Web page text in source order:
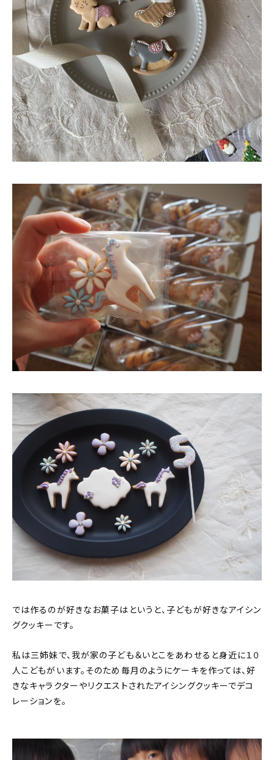
では作るのが好きなお菓子はというと、子どもが好きなアイシン
グクッキーです。
私は三姉妹で、我が家の子ども＆いとこをあわせると身近に１０
人こどもがいます。そのため毎月のようにケーキを作っては、好
きなキャラクターやリクエストされたアイシングクッキーでデコ
レーションを。